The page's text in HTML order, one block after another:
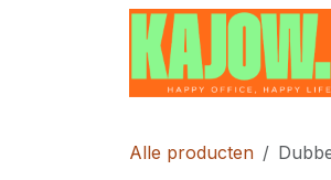
Overslaan naar inhoud
Alle producten